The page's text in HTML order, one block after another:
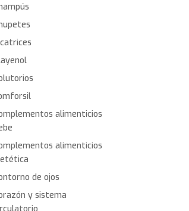
alimenticios
alimenticios
de ojos
y sistema